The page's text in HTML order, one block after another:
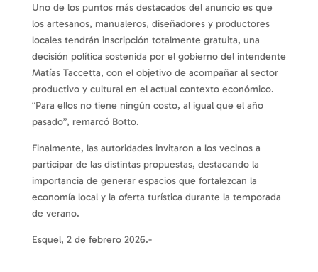
Uno de los puntos más destacados del anuncio es que
los artesanos, manualeros, diseñadores y productores
locales tendrán inscripción totalmente gratuita, una
decisión política sostenida por el gobierno del intendente
Matías Taccetta, con el objetivo de acompañar al sector
productivo y cultural en el actual contexto económico.
“Para ellos no tiene ningún costo, al igual que el año
pasado”, remarcó Botto.
Finalmente, las autoridades invitaron a los vecinos a
participar de las distintas propuestas, destacando la
importancia de generar espacios que fortalezcan la
economía local y la oferta turística durante la temporada
de verano.
Esquel, 2 de febrero 2026.-